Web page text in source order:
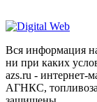
Вся информация
ни при каких
azs.ru - интернет-
АГНКС,